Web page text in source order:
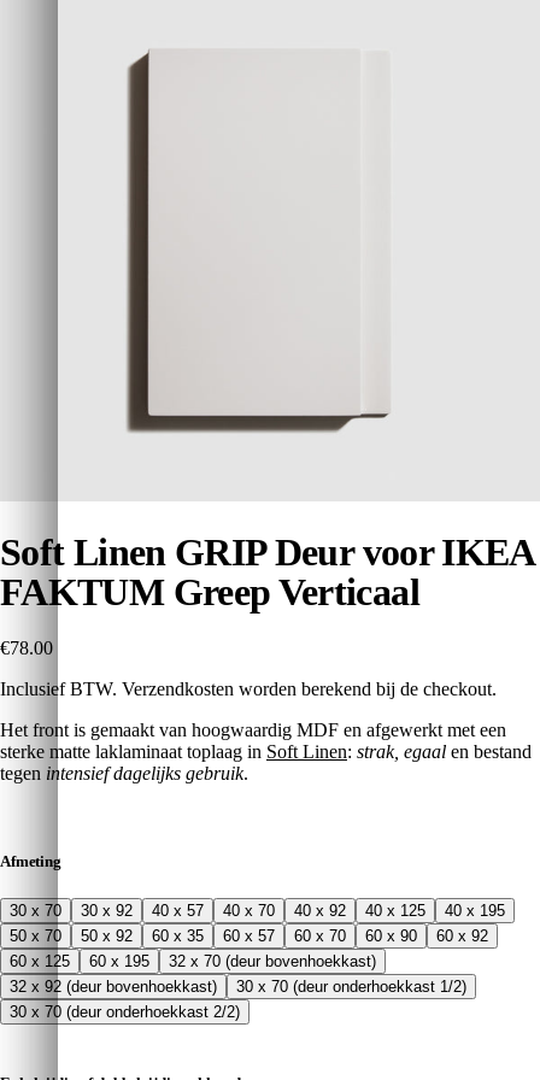
Soft Linen GRIP Deur voor IKEA
FAKTUM Greep Verticaal
€78.00
Inclusief BTW. Verzendkosten worden berekend bij de checkout.
Het front is gemaakt van hoogwaardig MDF en afgewerkt met een
sterke matte laklaminaat toplaag in Soft Linen: strak, egaal en bestand
tegen intensief dagelijks gebruik.
Afmeting
30 x 70 30 x 92 40 x 57 40 x 70 40 x 92 40 x 125
40 x 195
50 x 70
50 x 92 60 x 35 60 x 57 60 x 70 60 x 90
60 x 92
60 x 125
60 x 195
32 x 70 (deur bovenhoekkast)
32 x 92 (deur bovenhoekkast)
30 x 70 (deur onderhoekkast 1/2)
30 x 70 (deur onderhoekkast 2/2)